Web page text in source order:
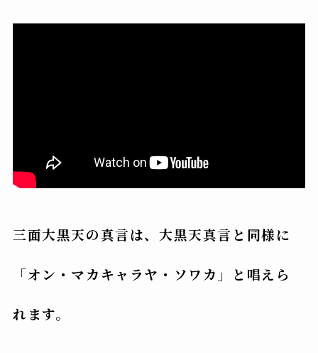
三面大黒天の真言は、大黒天真言と同様に
「オン・マカキャラヤ・ソワカ」と唱えら
れます。